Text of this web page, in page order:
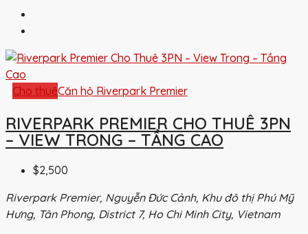
Cho thuêCăn hộ Riverpark Premier
RIVERPARK PREMIER CHO THUÊ 3PN
– VIEW TRONG – TẦNG CAO
$2,500
Riverpark Premier, Nguyễn Đức Cảnh, Khu đô thị Phú Mỹ
Hưng, Tân Phong, District 7, Ho Chi Minh City, Vietnam